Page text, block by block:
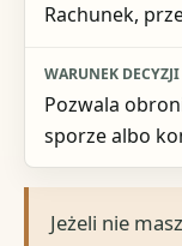
Rachunek,
Pozwala
sporze albo
Jeżeli nie